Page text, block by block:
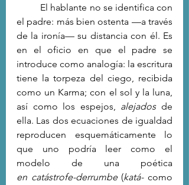
el padre: más bien ostenta —a través
de la ironía— su distancia con él. Es
en el oficio en que el padre se
introduce como analogía: la escritura
tiene la torpeza del ciego, recibida
como un Karma; con el sol y la luna,
así como los espejos, alejados de
ella. Las dos ecuaciones de igualdad
reproducen esquemáticamente lo
que uno podría leer como el
en catástrofe-derrumbe (katá- como